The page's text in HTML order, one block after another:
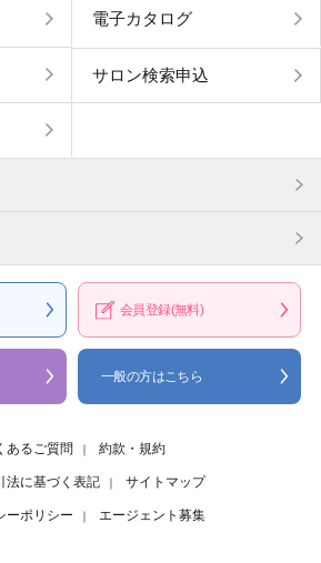
電子カタログ
サロン検索申込
会員登録(無料)
一般の方はこちら
あるご質問 約款・規約
法に基づく表記 サイトマップ
ーポリシー エージェント募集